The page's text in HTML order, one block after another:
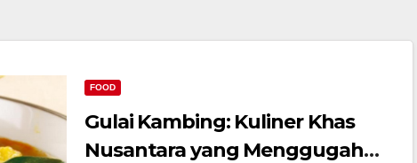
FOOD
Gulai Kambing: Kuliner Khas
Nusantara yang Menggugah